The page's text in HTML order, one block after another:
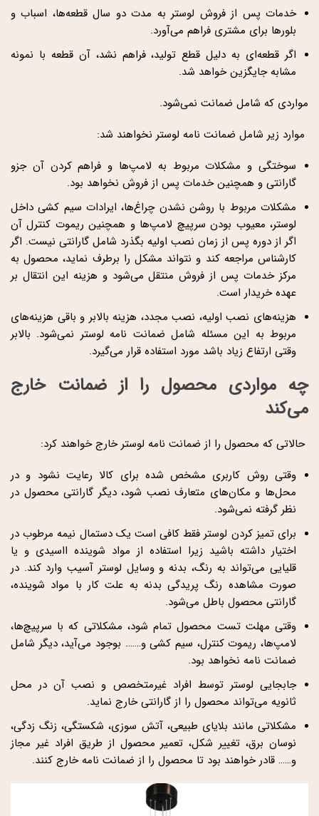
خدمات پس از فروش لوستر به مدت دو سال قطعه‌ها، اسباب و
بلورها برای مشتری فراهم می‌آورد.
اگر قطعه‌ای به دلیل قطع تولید، فراهم نشد، آن قطعه با نمونه
مشابه جایگزین خواهد شد.
مواردی که شامل ضمانت نمی‌شود.
موارد زیر شامل ضمانت نامه لوستر نخواهند شد:
سوختگی و مشکلات مربوط به لامپ‌ها و فراهم کردن آن جزو
گارانتی و همچنین خدمات پس از فروش نخواهد بود.
مشکلات مربوط با روشن نشدن چراغ‌ها، ایرادات سیم کشی داخل
لوستر، معیوب بودن سرپیچ لامپ‌ها و همچنین ریموت کنترل آن
اگر از دوره پس از زمان نصب اولیه بگذرد شامل گارانتی نیست. اگر
کارشناس مراجعه کند و نتواند مشکل را برطرف نماید، محصول به
مرکز خدمات پس از فروش منتقل می‌شود و هزینه این انتقال بر
عهده خریدار است.
هزینه‌های نصب اولیه، نصب مجدد، هزینه بالابر و باقی هزینه‌های
مربوط به این مسئله شامل ضمانت نامه لوستر نمی‌شود. بالابر
وقتی ارتفاع زیاد باشد مورد استفاده قرار می‌گیرد.
چه مواردی محصول را از ضمانت خارج
می‌کند
حالاتی که محصول را از ضمانت نامه لوستر خارج خواهند کرد:
وقتی روش کاربری مشخص شده برای کالا رعایت نشود و در
محل‌ها و مکان‌های متعارف نصب شود، دیگر گارانتی محصول در
نظر گرفته نمی‌شود.
برای تمیز کردن لوستر فقط کافی است یک دستمال نیمه مرطوب در
اختیار داشته باشید زیرا استفاده از مواد شوینده ااسیدی و یا
قلیایی می‌تواند به رنگ، بدنه و وسایل لوستر آسیب وارد کند. در
صورت مشاهده رنگ پریدگی بدنه به علت کار با مواد شوینده،
گارانتی محصول باطل می‌شود.
وقتی مهلت تست محصول تمام شود، مشکلاتی که با سرپیچ‌ها،
لامپ‌ها، ریموت کنترل، سیم کشی و……. بوجود می‌آید، دیگر شامل
ضمانت نامه نخواهد بود.
جابجایی لوستر توسط افراد غیرمتخصص و نصب آن در محل
ثانویه می‌تواند محصول را از گارانتی خارج نماید.
مشکلاتی مانند بلایای طبیعی، آتش سوزی، شکستگی، زنگ زدگی،
نوسان برق، تغییر شکل، تعمیر محصول از طریق افراد غیر مجاز
و…… قادر خواهند بود تا محصول را از ضمانت نامه خارج کنند.